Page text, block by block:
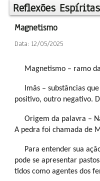
Reflexões Espíritas
Magnetismo
Data: 12/05/2025
Magnetismo – ramo
Imãs – substâncias
positivo, outro negativo.
Origem da palavra –
A pedra foi chamada de
Para entender sua
pode se apresentar
tidos como agentes dos